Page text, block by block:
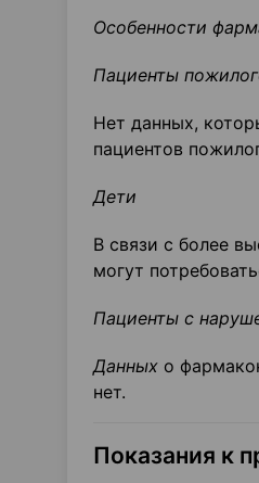
Особенности
Пациенты
Нет данных,
пациентов
Дети
В связи с более
могут
Пациенты с
Данных о
нет.
Показания к